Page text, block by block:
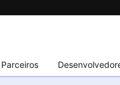
Parceiros